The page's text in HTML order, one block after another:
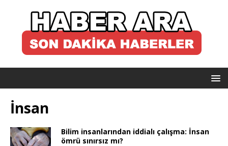
İnsan
Bilim insanlarından iddialı çalışma: İnsan
ömrü sınırsız mı?